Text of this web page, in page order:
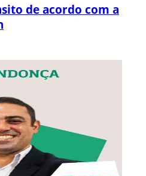
de acordo com a